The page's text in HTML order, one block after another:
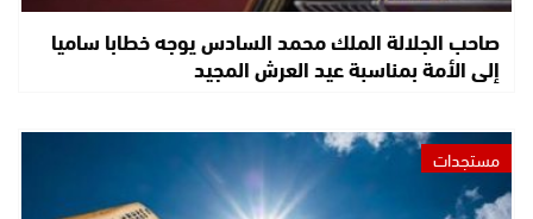
صاحب الجلالة الملك محمد السادس يوجه خطابا ساميا
إلى الأمة بمناسبة عيد العرش المجيد
مستجدات